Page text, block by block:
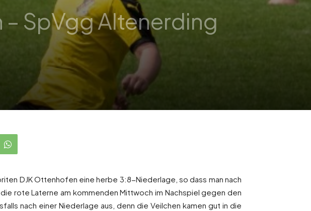
SpVgg Altenerding
DJK Ottenhofen eine herbe 3:8-Niederlage, so dass man nach
rote Laterne am kommenden Mittwoch im Nachspiel gegen den
nach einer Niederlage aus, denn die Veilchen kamen gut in die